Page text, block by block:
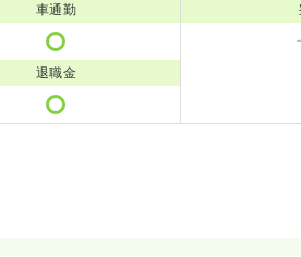
車通勤
退職金